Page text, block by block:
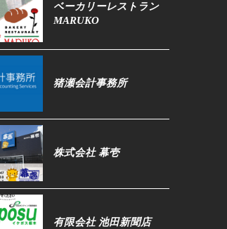
ベーカリーレストラン
MARUKO
猪瀬会計事務所
株式会社 幕壱
有限会社 池田新聞店